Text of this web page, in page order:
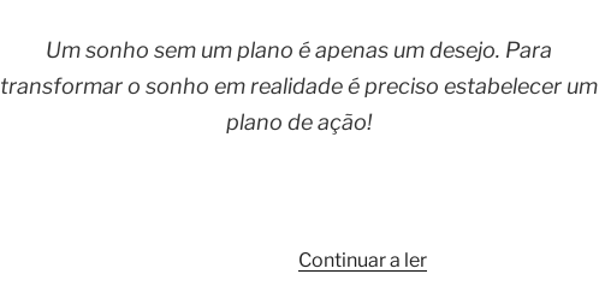
Um sonho sem um plano é apenas um desejo. Para
transformar o sonho em realidade é preciso estabelecer um
plano de ação!
Continuar a ler“Um